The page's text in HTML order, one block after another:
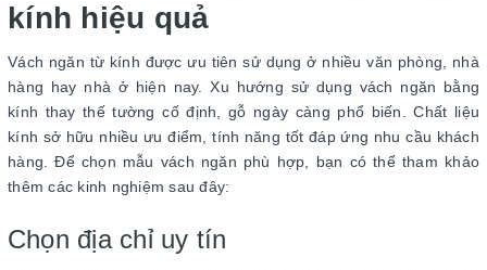
kính hiệu quả
Vách ngăn từ kính được ưu tiên sử dụng ở nhiều văn phòng, nhà
hàng hay nhà ở hiện nay. Xu hướng sử dụng vách ngăn bằng
kính thay thế tường cố định, gỗ ngày càng phổ biến. Chất liệu
kính sở hữu nhiều ưu điểm, tính năng tốt đáp ứng nhu cầu khách
hàng. Để chọn mẫu vách ngăn phù hợp, bạn có thể tham khảo
thêm các kinh nghiệm sau đây:
Chọn địa chỉ uy tín